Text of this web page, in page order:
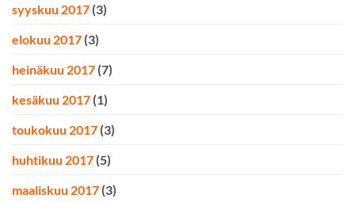
syyskuu 2017 (3)
elokuu 2017 (3)
heinäkuu 2017 (7)
kesäkuu 2017 (1)
toukokuu 2017 (3)
huhtikuu 2017 (5)
maaliskuu 2017 (3)